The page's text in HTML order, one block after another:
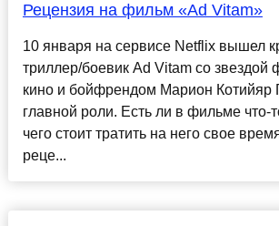
Рецензия на фильм «Ad Vitam»
10 января на сервисе Netflix вышел
триллер/боевик Ad Vitam со звездой
кино и бойфрендом Марион Котийяр
главной роли. Есть ли в фильме что-
чего стоит тратить на него свое
реце...